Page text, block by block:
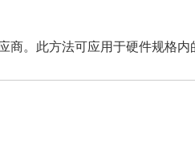
。此方法可应用于硬件规格内